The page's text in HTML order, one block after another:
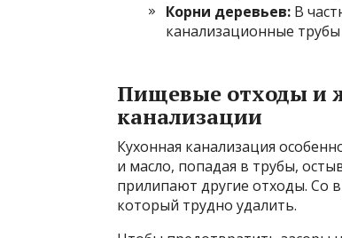
Корни деревьев: В
канализационные
Пищевые отходы и
канализации
Кухонная канализация
и масло, попадая в трубы,
прилипают другие отходы. Со
который трудно удалить.